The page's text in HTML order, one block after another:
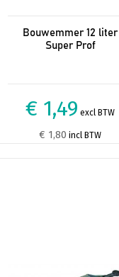
Bouwemmer 12 liter
Super Prof
€ 1,49 excl BTW
€ 1,80 incl BTW